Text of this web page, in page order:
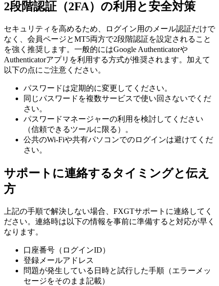
2段階認証（2FA）の利用と安全対策
セキュリティを高めるため、ログイン用のメール認証だけで
なく、会員ページとMT5両方で2段階認証を設定されること
を強く推奨します。一般的にはGoogle Authenticatorや
Authenticatorアプリを利用する方式が推奨されます。加えて
以下の点にご注意ください。
パスワードは定期的に変更してください。
同じパスワードを複数サービスで使い回さないでくだ
さい。
パスワードマネージャーの利用を検討してください
（信頼できるツールに限る）。
公共のWi-Fiや共有パソコンでのログインは避けてくだ
さい。
サポートに連絡するタイミングと伝え
方
上記の手順で解決しない場合、FXGTサポートに連絡してく
ださい。連絡時は以下の情報を事前に準備すると対応が早く
なります。
口座番号（ログインID）
登録メールアドレス
問題が発生している日時と試行した手順（エラーメッ
セージをそのまま記載）